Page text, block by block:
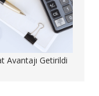
Avantajı Getirildi